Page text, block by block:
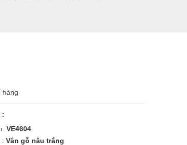
hàng
:
VE4604
:Vân gỗ nâu trắng